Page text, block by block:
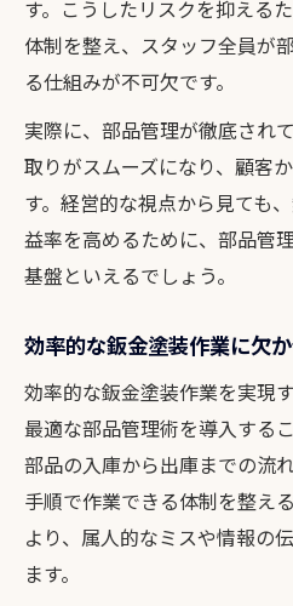
ミスを防ぐための
手順
鈑金塗装現場で役
ント
鈑金塗装の品質維持
とは
発注タイミングを見
鈑金塗装の現場が守
点
見積もりソフト活用で
法
鈑金塗装の見積も
率化
す。こうしたリスクを抑える
体制を整え、スタッフ全員が
る仕組みが不可欠です。
実際に、部品管理が徹底され
取りがスムーズになり、顧客
す。経営的な視点から見ても
益率を高めるために、部品管
基盤といえるでしょう。
効率的な鈑金塗装作業に欠
効率的な鈑金塗装作業を実現
最適な部品管理術を導入する
部品の入庫から出庫までの流
手順で作業できる体制を整え
より、属人的なミスや情報の
ます。